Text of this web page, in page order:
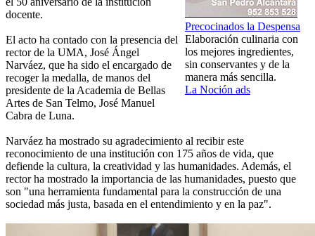
Precocinados la Despensa
Elaboración culinaria con
los mejores ingredientes,
sin conservantes y de la
manera más sencilla.
La Noción ads
docente.
El acto ha contado con la presencia del
rector de la UMA, José Ángel
Narváez, que ha sido el encargado de
recoger la medalla, de manos del
presidente de la Academia de Bellas
Artes de San Telmo, José Manuel
Cabra de Luna.
Narváez ha mostrado su agradecimiento al recibir este
reconocimiento de una institución con 175 años de vida, que
defiende la cultura, la creatividad y las humanidades. Además, el
rector ha mostrado la importancia de las humanidades, puesto que
son "una herramienta fundamental para la construcción de una
sociedad más justa, basada en el entendimiento y en la paz".